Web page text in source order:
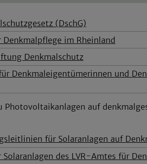
(DschG)
Denkmalpflege im Rheinland
Denkmalschutz
Denkmaleigentümerinnen und
Photovoltaikanlagen auf
für Solaranlagen auf
Solaranlagen des LVR-Amtes für